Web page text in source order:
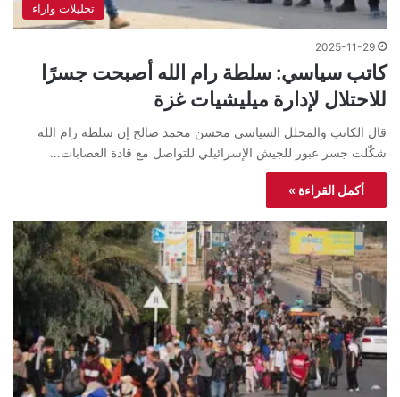
تحليلات واراء
2025-11-29
كاتب سياسي: سلطة رام الله أصبحت جسرًا
للاحتلال لإدارة ميليشيات غزة
قال الكاتب والمحلل السياسي محسن محمد صالح إن سلطة رام الله
شكّلت جسر عبور للجيش الإسرائيلي للتواصل مع قادة العصابات…
أكمل القراءة »